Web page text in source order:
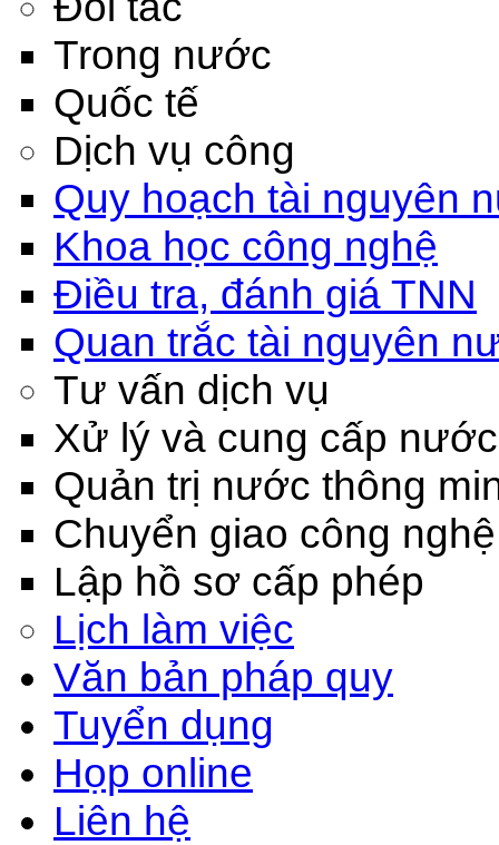
Trong nước
Quốc tế
Dịch vụ công
Quy hoạch tài nguyên
Khoa học công nghệ
Điều tra, đánh giá TNN
Quan trắc tài nguyên
Tư vấn dịch vụ
Xử lý và cung cấp nước
Quản trị nước thông
Chuyển giao công nghệ
Lập hồ sơ cấp phép
Lịch làm việc
Văn bản pháp quy
Tuyển dụng
Họp online
Liên hệ